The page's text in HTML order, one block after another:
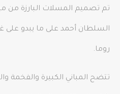
تم تصميم المسلات البارزة من
السلطان أحمد على ما يبدو
روما.
تتضح المباني الكبيرة